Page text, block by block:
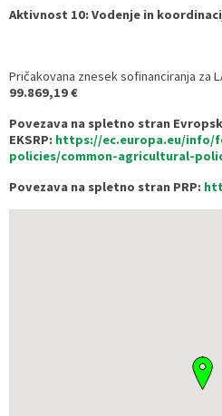
Aktivnost 10: Vodenje in
Pričakovana znesek sofinanciranja za
99.869,19 €
Povezava na spletno stran
EKSRP: https://ec.europa.eu/info/
policies/common-agricultural-
Povezava na spletno stran PRP: